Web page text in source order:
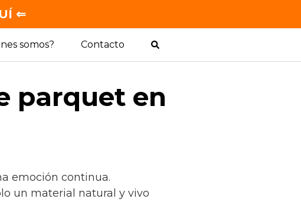
somos? Contacto
parquet en
emoción continua.
un material natural y vivo
⇐